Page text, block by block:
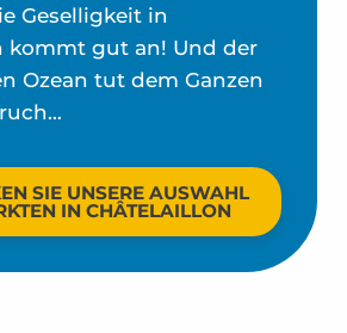
Geselligkeit in
kommt gut an! Und der
Ozean tut dem Ganzen
SIE UNSERE AUSWAHL
IN CHÂTELAILLON